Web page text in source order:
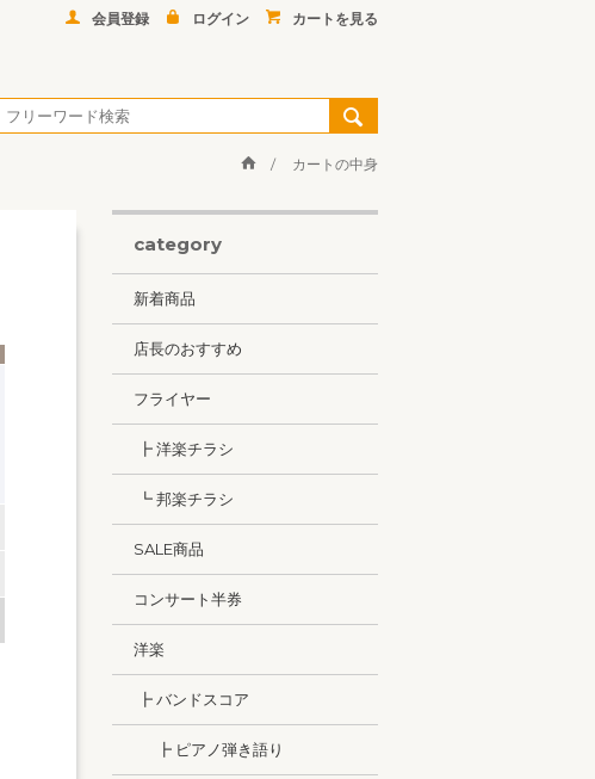
会員登録 ログイン カートを見る
カートの中身
category
新着商品
店長のおすすめ
フライヤー
┣ 洋楽チラシ
┗ 邦楽チラシ
SALE商品
コンサート半券
洋楽
┣ バンドスコア
┣ ピアノ弾き語り